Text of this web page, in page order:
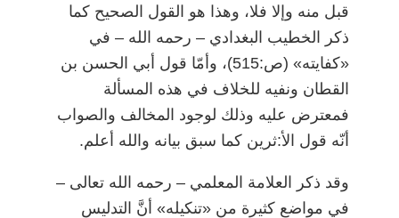
قبل منه وإلا فلا، وهذا هو القول الصحيح كما
ذكر الخطيب البغدادي– رحمه الله– في
«كفايته» (ص:515)، وأمّا قول أبي الحسن بن
القطان ونفيه للخلاف في هذه المسألة
فمعترض عليه وذلك لوجود المخالف والصواب
أنّه قول الأ:ثرين كما سبق بيانه والله أعلم.
وقد ذكر العلامة المعلمي– رحمه الله تعالى–
في مواضع كثيرة من «تنكيله» أنَّ التدليس